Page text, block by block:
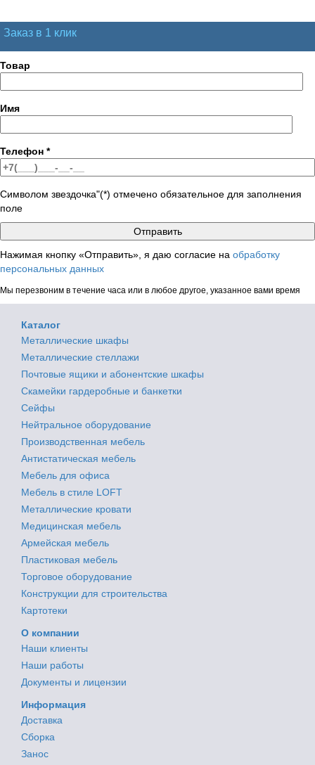
Заказ в 1 клик
Товар
Имя
Телефон *
Символом звездочка"(*) отмечено обязательное для заполнения
поле
Нажимая кнопку «Отправить», я даю согласие на обработку
персональных данных
Мы перезвоним в течение часа или в любое другое, указанное вами время
Каталог
Металлические шкафы
Металлические стеллажи
Почтовые ящики и абонентские шкафы
Скамейки гардеробные и банкетки
Сейфы
Нейтральное оборудование
Производственная мебель
Антистатическая мебель
Мебель для офиса
Мебель в стиле LOFT
Металлические кровати
Медицинская мебель
Армейская мебель
Пластиковая мебель
Торговое оборудование
Конструкции для строительства
Картотеки
О компании
Наши клиенты
Наши работы
Документы и лицензии
Информация
Доставка
Сборка
Занос